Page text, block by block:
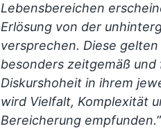
Lebensbereichen
Erlösung von der
versprechen. Diese
besonders zeitgemäß
Diskurshoheit in ihrem
wird Vielfalt, Komplexität
Bereicherung empfunden.”